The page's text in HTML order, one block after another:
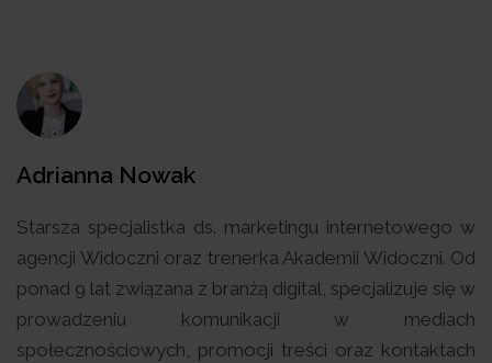
Adrianna Nowak
Starsza specjalistka ds. marketingu internetowego w
agencji Widoczni oraz trenerka Akademii Widoczni. Od
ponad 9 lat związana z branżą digital, specjalizuje się w
prowadzeniu komunikacji w mediach
społecznościowych, promocji treści oraz kontaktach